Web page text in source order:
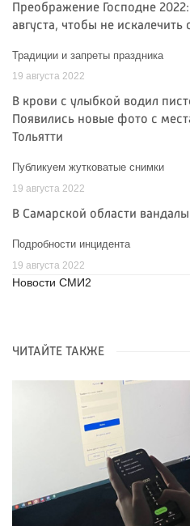
Преображение Господне 2022:
августа, чтобы не искалечить
Традиции и запреты праздника
19 августа 2022
В крови с улыбкой водил
Появились новые фото с
Тольятти
Публикуем жутковатые снимки
19 августа 2022
В Самарской области
Подробности инцидента
19 августа 2022
Новости СМИ2
ЧИТАЙТЕ ТАКЖЕ